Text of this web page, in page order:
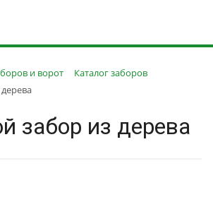
и ворот
Каталог заборов
забор из дерева